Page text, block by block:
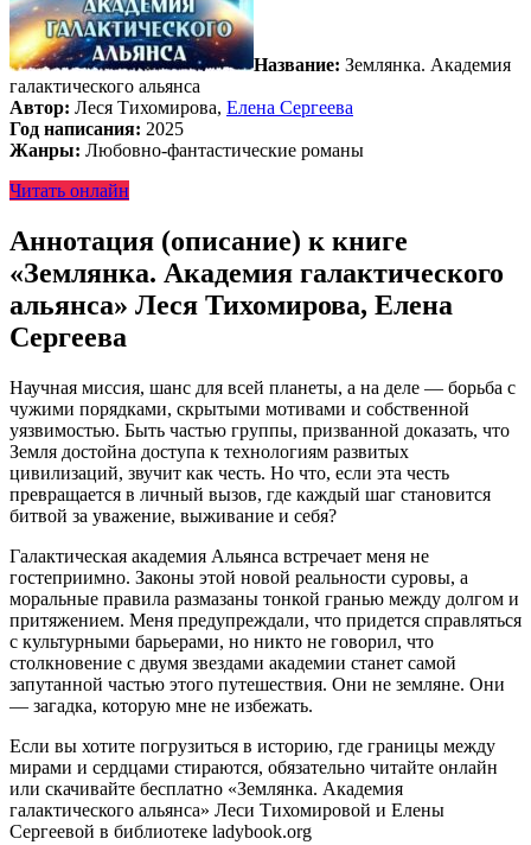
Название: Землянка. Академия
галактического альянса
Автор: Леся Тихомирова, Елена Сергеева
Год написания: 2025
Жанры: Любовно-фантастические романы
Читать онлайн
Аннотация (описание) к книге
«Землянка. Академия галактического
альянса» Леся Тихомирова, Елена
Сергеева
Научная миссия, шанс для всей планеты, а на деле — борьба с
чужими порядками, скрытыми мотивами и собственной
уязвимостью. Быть частью группы, призванной доказать, что
Земля достойна доступа к технологиям развитых
цивилизаций, звучит как честь. Но что, если эта честь
превращается в личный вызов, где каждый шаг становится
битвой за уважение, выживание и себя?
Галактическая академия Альянса встречает меня не
гостеприимно. Законы этой новой реальности суровы, а
моральные правила размазаны тонкой гранью между долгом и
притяжением. Меня предупреждали, что придется справляться
с культурными барьерами, но никто не говорил, что
столкновение с двумя звездами академии станет самой
запутанной частью этого путешествия. Они не земляне. Они
— загадка, которую мне не избежать.
Если вы хотите погрузиться в историю, где границы между
мирами и сердцами стираются, обязательно читайте онлайн
или скачивайте бесплатно «Землянка. Академия
галактического альянса» Леси Тихомировой и Елены
Сергеевой в библиотеке ladybook.org